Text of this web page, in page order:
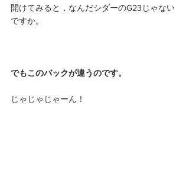
開けてみると，なんだシダーのG23じゃない
ですか。
でもこのバックが違うのです。
じゃじゃじゃーん！